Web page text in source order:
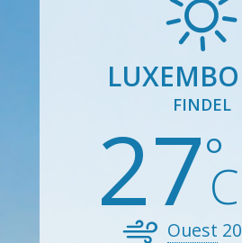
FINDEL
27
Ouest 20